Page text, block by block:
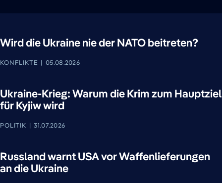
Wird die Ukraine nie der NATO beitreten?
KONFLIKTE 05.08.2026
Ukraine-Krieg: Warum die Krim zum Hauptziel
für Kyjiw wird
POLITIK 31.07.2026
Russland warnt USA vor Waffenlieferungen
an die Ukraine